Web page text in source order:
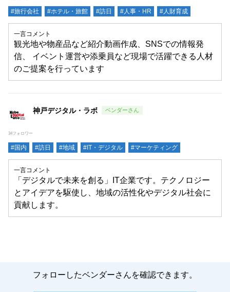
#旅行会社 #ホテル・旅館 #訪日 #人事・HR #人財育成
一言コメント
観光地や物産品など紹介動画作成、SNSでの情報発
信、 イベント運営や添乗員など現場で活躍できる人材
のご提案を行っています
神戸デジタル・ラボ
34フォロワー
#国内 #訪日 #地域 #IT・デジタル #マーケティング
一言コメント
「デジタルで未来を創る」IT企業です。テクノロジー
とアイデアを駆使し、地域の活性化やデジタル社会に
貢献します。
フォローしたベンダーさんを確認できます。